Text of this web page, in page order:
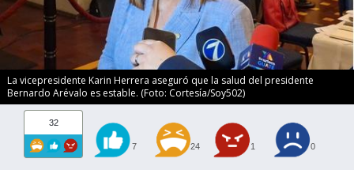
La vicepresidente Karin Herrera aseguró que la salud del presidente
Bernardo Arévalo es estable. (Foto: Cortesía/Soy502)
32
7 24 1 0